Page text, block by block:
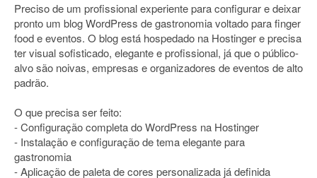
Preciso de um profissional experiente para configurar e deixar
pronto um blog WordPress de gastronomia voltado para finger
food e eventos. O blog está hospedado na Hostinger e precisa
ter visual sofisticado, elegante e profissional, já que o público-
alvo são noivas, empresas e organizadores de eventos de alto
padrão.
O que precisa ser feito:
- Configuração completa do WordPress na Hostinger
- Instalação e configuração de tema elegante para
gastronomia
- Aplicação de paleta de cores personalizada já definida